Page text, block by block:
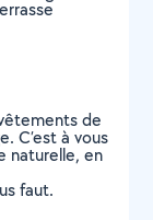
de
C’est à vous
naturelle, en
faut.